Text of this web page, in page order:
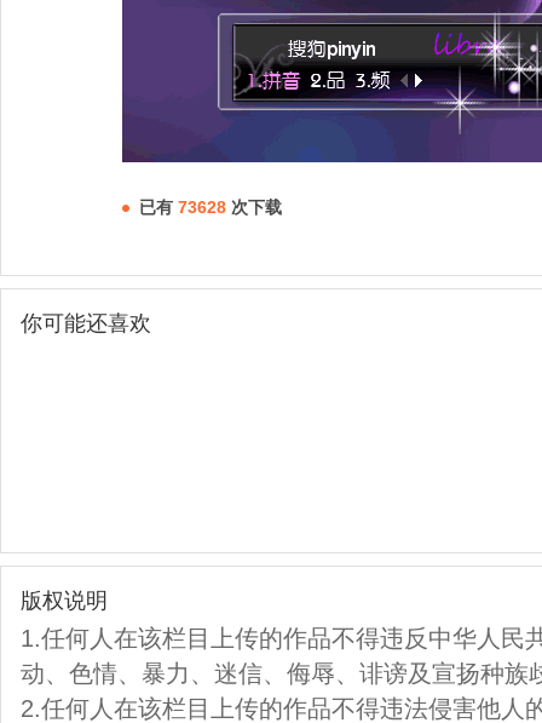
已有 73628 次下载
你可能还喜欢
版权说明
1.任何人在该栏目上传的作品不得违反中华人民
动、色情、暴力、迷信、侮辱、诽谤及宣扬种族
2.任何人在该栏目上传的作品不得违法侵害他人